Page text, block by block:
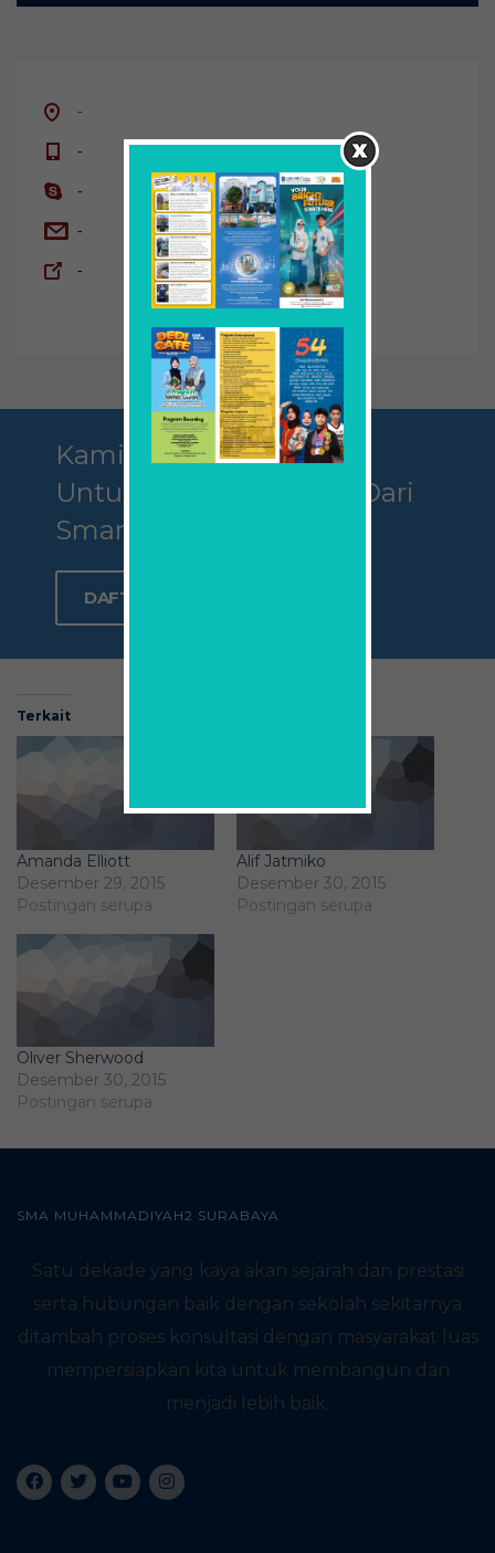
-
-
-
-
-
Kami Mengajak Anda
Untuk Menjadi Bagian Dari
Smamda
DAFTAR SEKARANG
Terkait
Amanda Elliott
Desember 29, 2015
Postingan serupa
Alif Jatmiko
Desember 30, 2015
Postingan serupa
Oliver Sherwood
Desember 30, 2015
Postingan serupa
SMA MUHAMMADIYAH2 SURABAYA
Satu dekade yang kaya akan sejarah dan prestasi
serta hubungan baik dengan sekolah sekitarnya
ditambah proses konsultasi dengan masyarakat luas
mempersiapkan kita untuk membangun dan
menjadi lebih baik.